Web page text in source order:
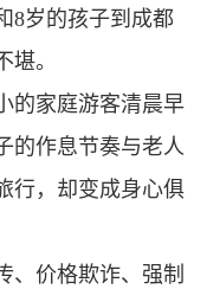
8岁的孩子到成都
。
的家庭游客清晨早
的作息节奏与老人
行，却变成身心俱
、价格欺诈、强制